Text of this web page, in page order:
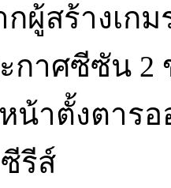
กผู้สร้างเก
กาศซีซัน
น้าตั้งตารอ
รีส์